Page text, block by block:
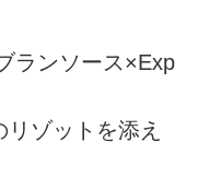
ランソース×Exp
ゾットを添え